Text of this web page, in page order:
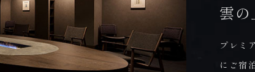
雲の
プレミ
にご宿